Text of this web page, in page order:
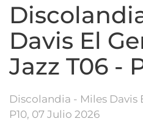
Davis El
Jazz T06 -
Discolandia - Miles Davis
P10, 07 Julio 2026